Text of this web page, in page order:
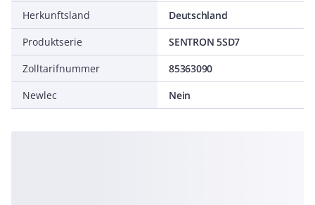
Herkunftsland
Deutschland
Produktserie
SENTRON 5SD7
Zolltarifnummer
85363090
Newlec
Nein